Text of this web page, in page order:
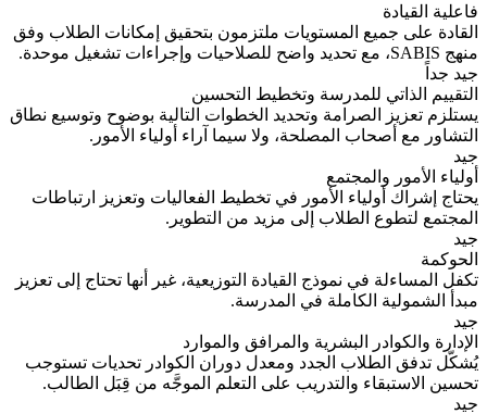
فاعلية القيادة
القادة على جميع المستويات ملتزمون بتحقيق إمكانات الطلاب وفق
منهج SABIS، مع تحديد واضح للصلاحيات وإجراءات تشغيل موحدة.
جيد جداً
التقييم الذاتي للمدرسة وتخطيط التحسين
يستلزم تعزيز الصرامة وتحديد الخطوات التالية بوضوح وتوسيع نطاق
التشاور مع أصحاب المصلحة، ولا سيما آراء أولياء الأمور.
جيد
أولياء الأمور والمجتمع
يحتاج إشراك أولياء الأمور في تخطيط الفعاليات وتعزيز ارتباطات
المجتمع لتطوع الطلاب إلى مزيد من التطوير.
جيد
الحوكمة
تكفل المساءلة في نموذج القيادة التوزيعية، غير أنها تحتاج إلى تعزيز
مبدأ الشمولية الكاملة في المدرسة.
جيد
الإدارة والكوادر البشرية والمرافق والموارد
يُشكّل تدفق الطلاب الجدد ومعدل دوران الكوادر تحديات تستوجب
تحسين الاستبقاء والتدريب على التعلم الموجَّه من قِبَل الطالب.
جيد